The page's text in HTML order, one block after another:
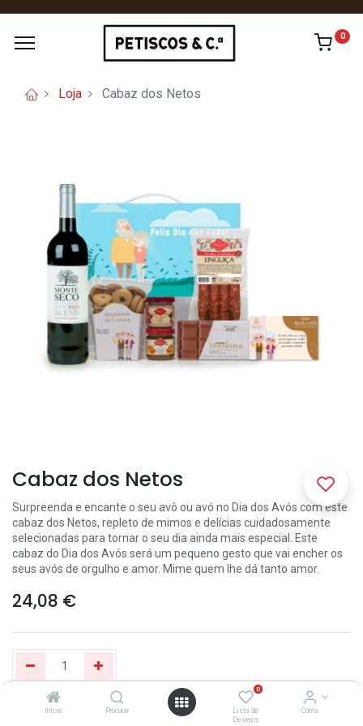
Início Procurar
0
Lista de
Desejos
Conta
0
Loja Cabaz dos Netos
Cabaz dos Netos
Surpreenda e encante o seu avô ou avó no Dia dos Avós com este
cabaz dos Netos, repleto de mimos e delícias cuidadosamente
selecionadas para tornar o seu dia ainda mais especial. Este
cabaz do Dia dos Avós será um pequeno gesto que vai encher os
seus avós de orgulho e amor. Mime quem lhe dá tanto amor.
24,08 €
Adicionar ao Carrinho